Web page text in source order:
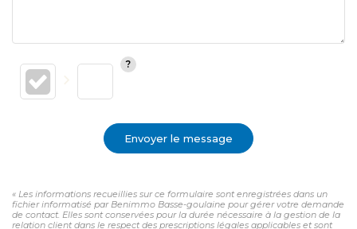
Envoyer le message
« Les informations recueillies sur ce formulaire sont enregistrées dans un
fichier informatisé par Benimmo Basse-goulaine pour gérer votre demande
de contact. Elles sont conservées pour la durée nécessaire à la gestion de la
relation client dans le respect des prescriptions légales applicables et sont